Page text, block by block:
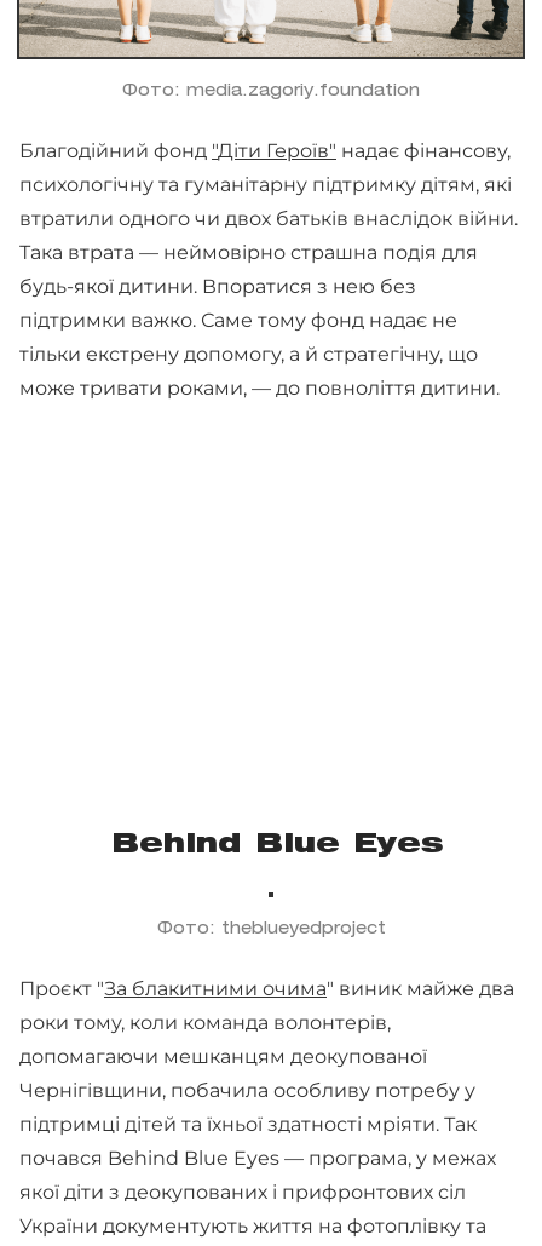
Фото: media.zagoriy.foundation
Благодійний фонд "Діти Героїв" надає фінансову,
психологічну та гуманітарну підтримку дітям, які
втратили одного чи двох батьків внаслідок війни.
Така втрата — неймовірно страшна подія для
будь-якої дитини. Впоратися з нею без
підтримки важко. Саме тому фонд надає не
тільки екстрену допомогу, а й стратегічну, що
може тривати роками, — до повноліття дитини.
Behind Blue Eyes
Фото: theblueyedproject
Проєкт "За блакитними очима" виник майже два
роки тому, коли команда волонтерів,
допомагаючи мешканцям деокупованої
Чернігівщини, побачила особливу потребу у
підтримці дітей та їхньої здатності мріяти. Так
почався Behind Blue Eyes — програма, у межах
якої діти з деокупованих і прифронтових сіл
України документують життя на фотоплівку та